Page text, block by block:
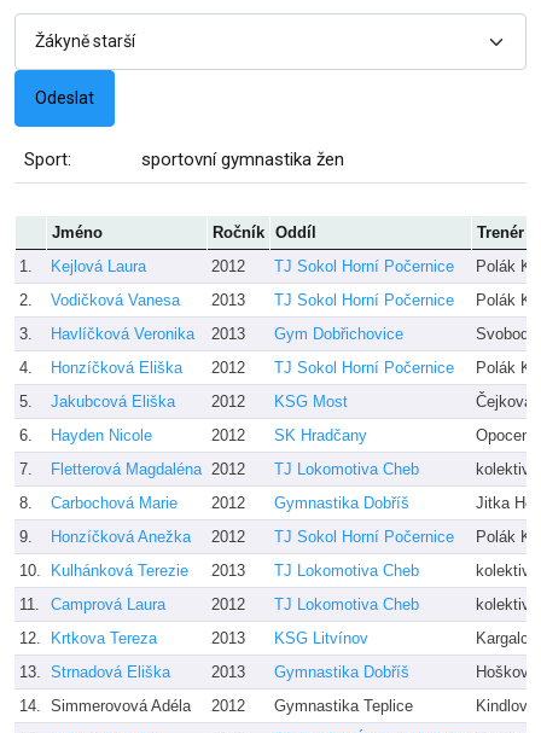
Sport: sportovní gymnastika žen
Jméno Ročník Oddíl
Trenér
1.
Kejlová Laura 2012 TJ Sokol Horní Počernice
Polák
2.
Vodičková Vanesa 2013 TJ Sokol Horní Počernice
Polák
3.
Havlíčková Veronika 2013 Gym Dobřichovice
4.
Honzíčková Eliška 2012 TJ Sokol Horní Počernice
Polák
5.
Jakubcová Eliška 2012 KSG Most
6.
Hayden Nicole 2012 SK Hradčany
7.
Fletterová Magdaléna 2012 TJ Lokomotiva Cheb
kolektiv
8.
Carbochová Marie 2012 Gymnastika Dobříš
Jitka
9.
Honzíčková Anežka 2012 TJ Sokol Horní Počernice
Polák
10.
Kulhánková Terezie 2013 TJ Lokomotiva Cheb
kolektiv
11.
Camprová Laura 2012 TJ Lokomotiva Cheb
kolektiv
12.
Krtkova Tereza 2013 KSG Litvínov
13. Strnadová Eliška 2013 Gymnastika Dobříš
14. Simmerovová Adéla 2012 Gymnastika Teplice
Kindlová